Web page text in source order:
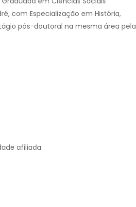
com Especialização em História,
pós-doutoral na mesma área pela
afiliada.